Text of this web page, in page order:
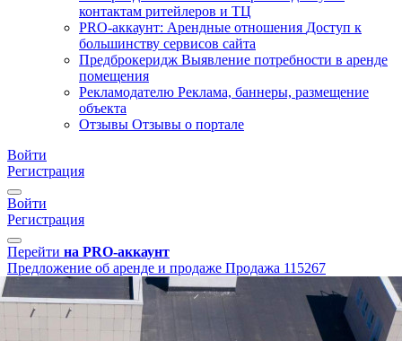
контактам ритейлеров и ТЦ
PRO-аккаунт: Арендные отношения Доступ к
большинству сервисов сайта
Предброкеридж Выявление потребности в аренде
помещения
Рекламодателю Реклама, баннеры, размещение
объекта
Отзывы Отзывы о портале
Войти
Регистрация
Войти
Регистрация
Перейти на PRO-аккаунт
Предложение об аренде и продаже Продажа 115267